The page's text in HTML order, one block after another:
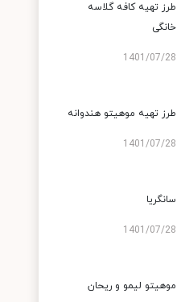
طرز تهیه کافه گلاسه
خانگی
1401/07/28
طرز تهیه موهیتو هندوانه
1401/07/28
سانگریا
1401/07/28
موهیتو لیمو و ریحان